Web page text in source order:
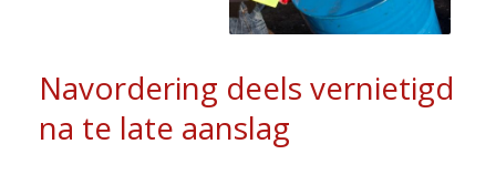
Navordering deels vernietigd
na te late aanslag